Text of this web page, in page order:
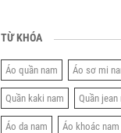
TỪ KHÓA
Áo quần nam Áo sơ mi
Quần kaki nam Quần jean
Áo da nam Áo khoác nam